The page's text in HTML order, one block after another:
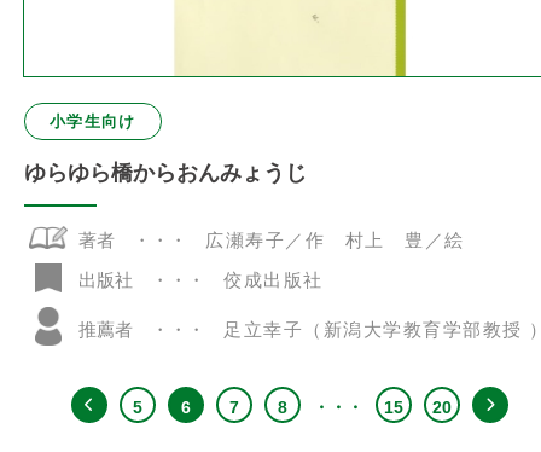
小学生向け
ゆらゆら橋からおんみょうじ
著者
広瀬寿子／作 村上 豊／絵
出版社
佼成出版社
推薦者 足立幸子（新潟大学教育学部教授
5 6 7 8 15 20